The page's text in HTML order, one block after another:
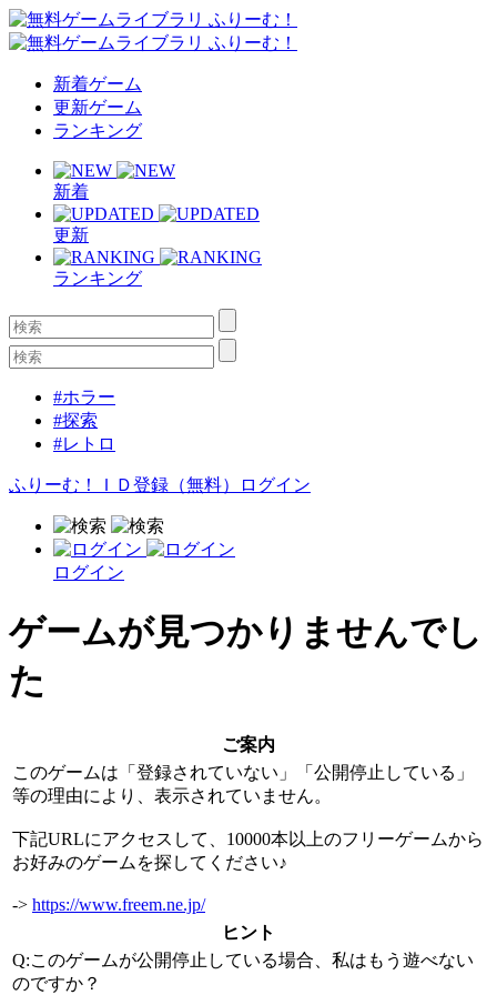
新着ゲーム
更新ゲーム
ランキング
新着
更新
ランキング
#ホラー
#探索
#レトロ
ふりーむ！ＩＤ登録（無料） ログイン
ログイン
ゲームが見つかりませんでし
た
ご案内
このゲームは「登録されていない」「公開停止している」
等の理由により、表示されていません。
下記URLにアクセスして、10000本以上のフリーゲームから
お好みのゲームを探してください♪
-> https://www.freem.ne.jp/
ヒント
Q:このゲームが公開停止している場合、私はもう遊べない
のですか？